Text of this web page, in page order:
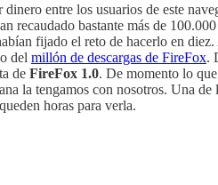
dinero entre los usuarios de este
recaudado bastante más de
fijado el reto de hacerlo en
del millón de descargas de FireFox.
de FireFox 1.0. De momento lo
la tengamos con nosotros. Una
horas para verla.